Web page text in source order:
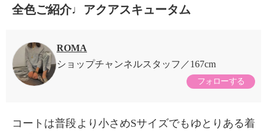
全色ご紹介♩アクアスキュータム
ROMA
ショップチャンネルスタッフ
167cm
フォローする
コートは普段より小さめSサイズでもゆとりある着